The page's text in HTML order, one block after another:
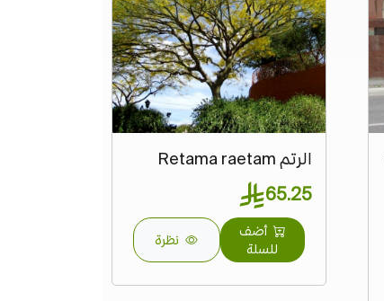
الرتم Retama raetam
65.25
أضف
للسلة
نظرة